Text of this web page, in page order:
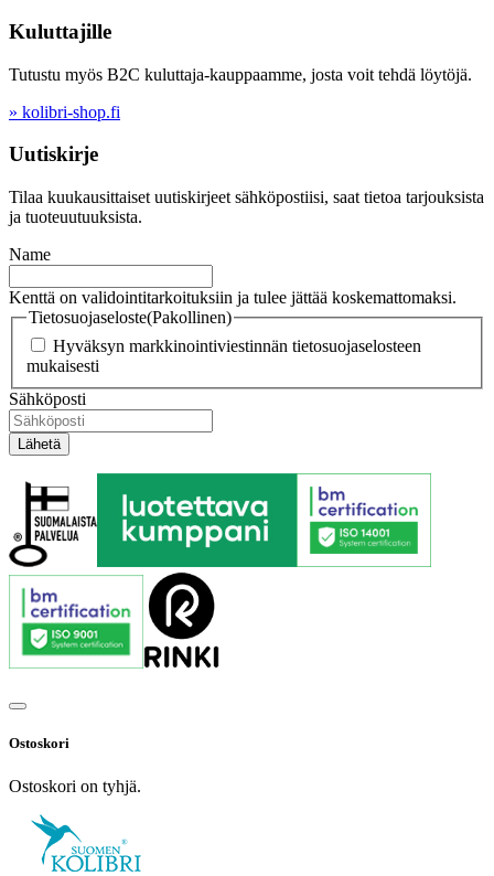
Kuluttajille
Tutustu myös B2C kuluttaja-kauppaamme, josta voit tehdä löytöjä.
» kolibri-shop.fi
Uutiskirje
Tilaa kuukausittaiset uutiskirjeet sähköpostiisi, saat tietoa tarjouksista
ja tuoteuutuuksista.
Name
Kenttä on validointitarkoituksiin ja tulee jättää koskemattomaksi.
Tietosuojaseloste(Pakollinen)
Hyväksyn markkinointiviestinnän tietosuojaselosteen
mukaisesti
Sähköposti
Ostoskori
Ostoskori on tyhjä.